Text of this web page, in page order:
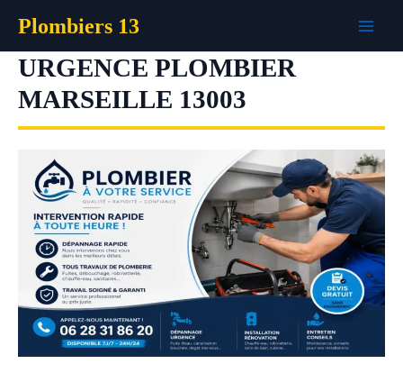
contenu
Plombiers 13
URGENCE PLOMBIER
MARSEILLE 13003